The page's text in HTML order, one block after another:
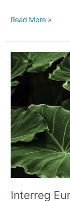
Read More »
Interreg
Interreg
Europe
-
INVALIS:
Protecting
European
Biodiversity
from
Invasive
Alien
Species
(PGI05271